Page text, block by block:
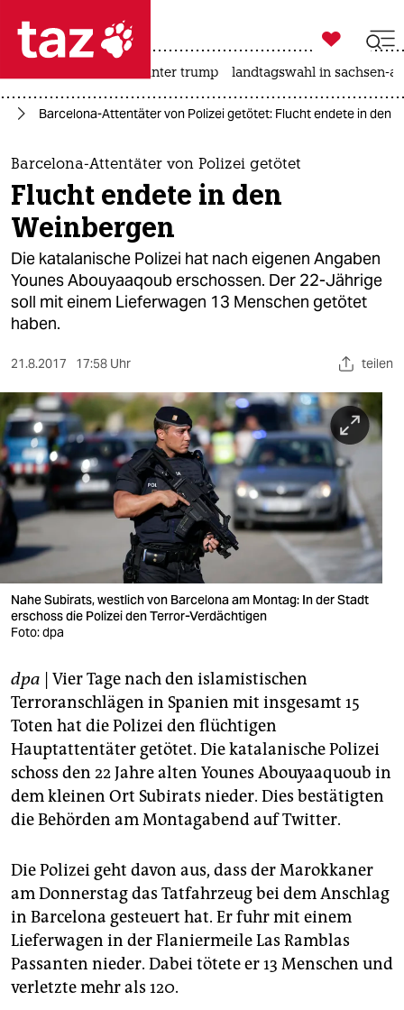
 taz zahl ich
taz zahl ich
themen
politik
öko
gesellschaft
kultur
sport
berlin
nord
wahrheit
verlag
verlag
veranstaltungen
shop
fragen & hilfe
unterstützen
abo
genossenschaft
epaper login

taz zahl ich
usa unter trump landtagswahl in sachsen-
Barcelona-Attentäter von Polizei getötet: Flucht endete in den
Barcelona-Attentäter von Polizei getötet
Flucht endete in den
Weinbergen
Die katalanische Polizei hat nach eigenen Angaben
Younes Abouyaaqoub erschossen. Der 22-Jährige
soll mit einem Lieferwagen 13 Menschen getötet
haben.
21.8.2017 17:58 Uhr teilen
Nahe Subirats, westlich von Barcelona am Montag: In der Stadt
erschoss die Polizei den Terror-Verdächtigen
Foto: dpa
dpa | Vier Tage nach den islamistischen
Terroranschlägen in Spanien mit insgesamt 15
Toten hat die Polizei den flüchtigen
Hauptattentäter getötet. Die katalanische Polizei
schoss den 22 Jahre alten Younes Abouyaaquoub in
dem kleinen Ort Subirats nieder. Dies bestätigten
die Behörden am Montagabend auf Twitter.
Die Polizei geht davon aus, dass der Marokkaner
am Donnerstag das Tatfahrzeug bei dem Anschlag
in Barcelona gesteuert hat. Er fuhr mit einem
Lieferwagen in der Flaniermeile Las Ramblas
Passanten nieder. Dabei tötete er 13 Menschen und
verletzte mehr als 120.